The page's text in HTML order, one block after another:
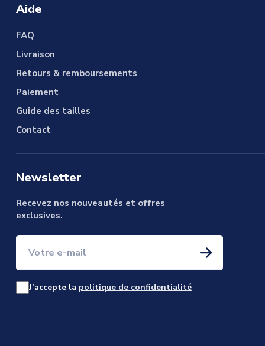
Aide
FAQ
Livraison
Retours & remboursements
Paiement
Guide des tailles
Contact
Newsletter
Recevez nos nouveautés et offres
exclusives.
J’accepte la politique de confidentialité